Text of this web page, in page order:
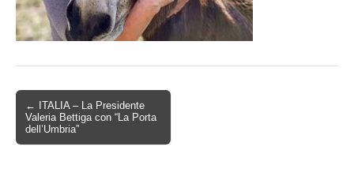
← ITALIA – La Presidente
Valeria Bettiga con “La Porta
dell’Umbria”